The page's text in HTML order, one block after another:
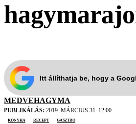
Itt állíthatja be, hogy a
MEDVEHAGYMA
PUBLIKÁLÁS: 2019. MÁRCIUS 31. 12:00
konyha
recept gasztro